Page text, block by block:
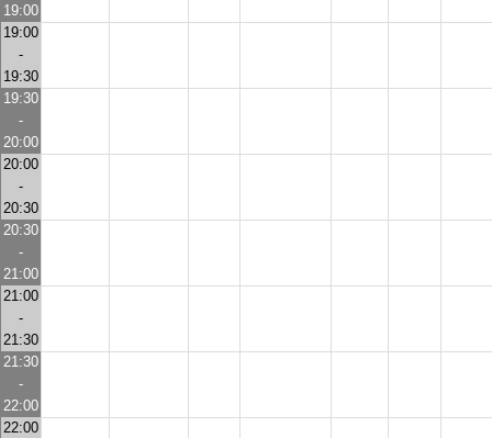
19:00
19:00
-
19:30
19:30
-
20:00
20:00
-
20:30
20:30
-
21:00
21:00
-
21:30
21:30
-
22:00
22:00